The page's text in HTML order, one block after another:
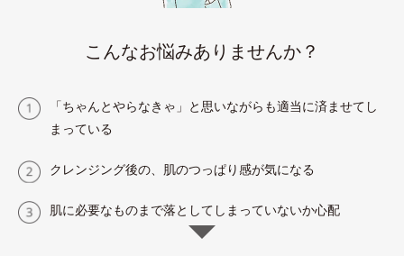
こんなお悩みありませんか？
「ちゃんとやらなきゃ」と思いながらも適当に済ませてし
まっている
クレンジング後の、肌のつっぱり感が気になる
肌に必要なものまで落としてしまっていないか心配